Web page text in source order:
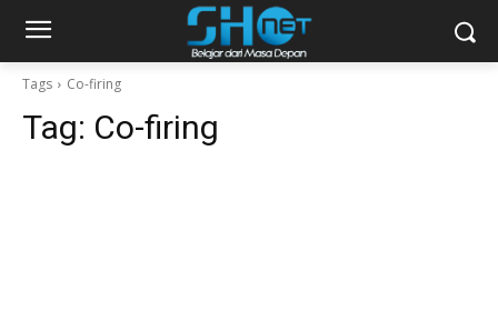
Tags Co-firing
Tag: Co-firing